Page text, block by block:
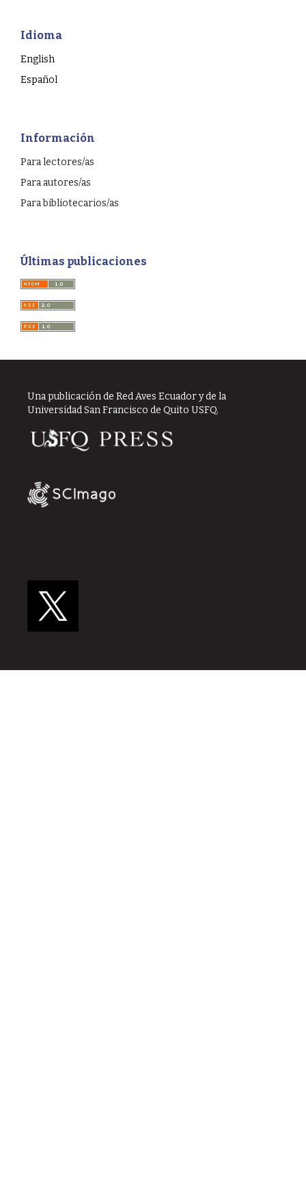
Idioma
English
Español
Información
Para lectores/as
Para autores/as
Para bibliotecarios/as
Últimas publicaciones
Una publicación de Red Aves Ecuador y de la
Universidad San Francisco de Quito USFQ.